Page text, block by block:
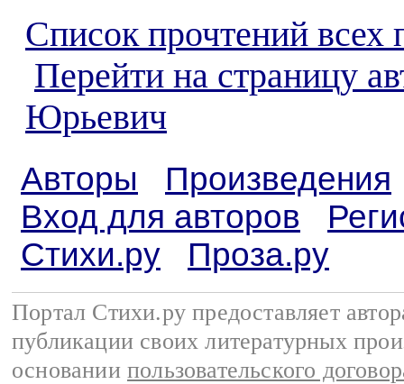
Список прочтений всех
Перейти на страницу
Юрьевич
Авторы
Произведения
Вход для авторов
Стихи.ру
Проза.ру
Портал Стихи.ру предоставляет
публикации своих литературных
основании пользовательского